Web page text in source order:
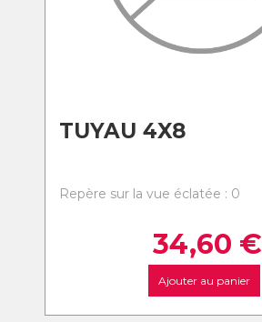
TUYAU 4X8
Repère sur la vue éclatée : 0
34,60 €
Ajouter au panier